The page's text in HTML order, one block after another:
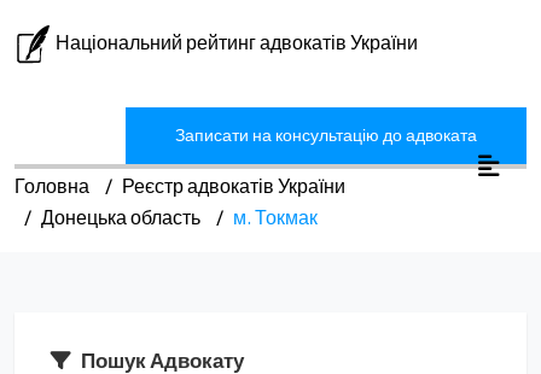
Національний рейтинг адвокатів України
Записати на консультацію до адвоката
Головна
Реєстр адвокатів України
Донецька область
м. Токмак
Пошук Адвокату